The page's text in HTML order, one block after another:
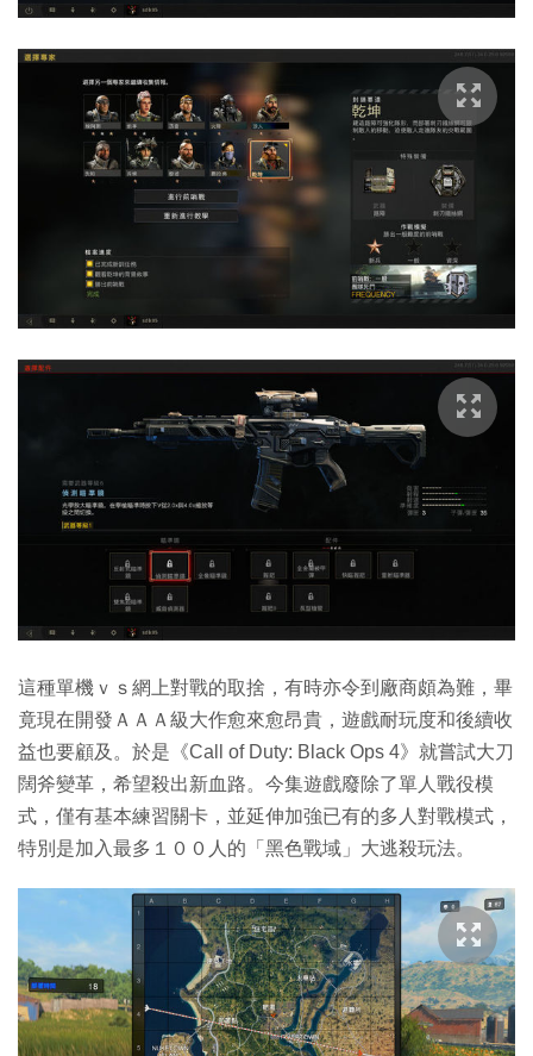
這種單機ｖｓ網上對戰的取捨，有時亦令到廠商頗為難，畢
竟現在開發ＡＡＡ級大作愈來愈昂貴，遊戲耐玩度和後續收
益也要顧及。於是《Call of Duty: Black Ops 4》就嘗試大刀
闊斧變革，希望殺出新血路。今集遊戲廢除了單人戰役模
式，僅有基本練習關卡，並延伸加強已有的多人對戰模式，
特別是加入最多１００人的「黑色戰域」大逃殺玩法。